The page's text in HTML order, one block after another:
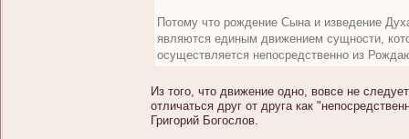
Потому что рождение Сына и изведение
являются единым движением сущности,
осуществляется непосредственно из
Из того, что движение одно, вовсе не
отличаться друг от друга как
Григорий Богослов.